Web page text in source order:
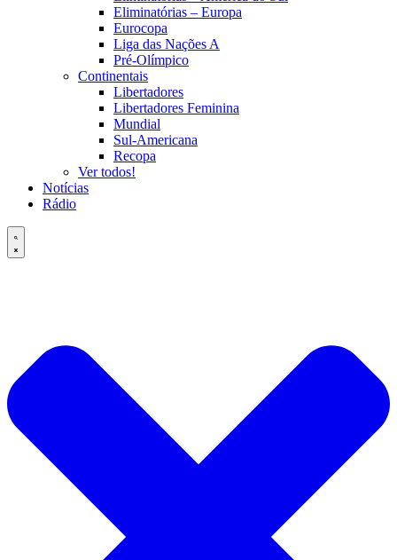
Eliminatórias – Europa
Eurocopa
Liga das Nações A
Pré-Olímpico
Continentais
Libertadores
Libertadores Feminina
Mundial
Sul-Americana
Recopa
Ver todos!
Notícias
Rádio